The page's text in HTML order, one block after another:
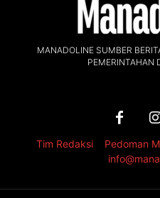
MANADOLINE SUMBER
PEMERINTAHAN
Tim Redaksi Pedoman